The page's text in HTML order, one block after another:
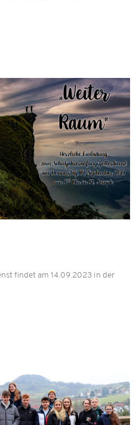
findet am 14.09.2023 in der